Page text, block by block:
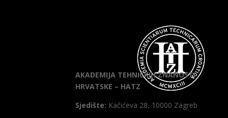
AKADEMIJA TEHNIČKIH ZNANOSTI
HRVATSKE – HATZ
Sjedište: Kačićeva 28, 10000 Zagreb